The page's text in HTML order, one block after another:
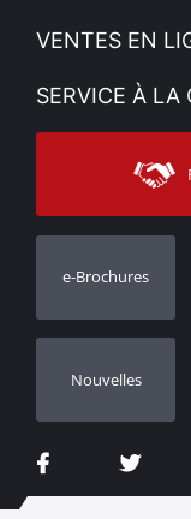
L'entreprise
Voir nos
Sitemap
VENTES EN
Mon compte
Moyens
SERVICE À LA
Contacter
Assistance aux
Suivi des
Concessionnaires
e-Brochures
Nouvelles